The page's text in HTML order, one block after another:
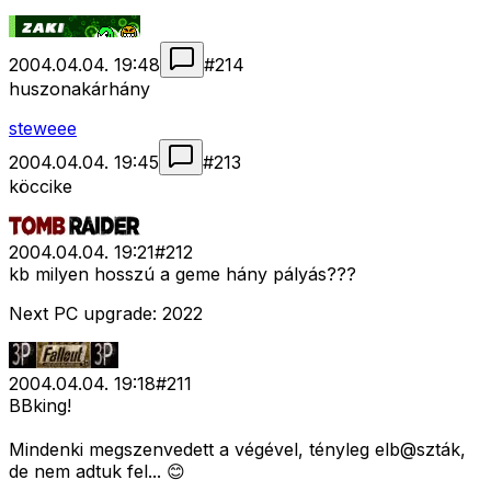
2004.04.04. 19:48 #214
huszonakárhány
steweee
2004.04.04. 19:45
#213
köccike
2004.04.04. 19:21#212
kb milyen hosszú a geme hány pályás???
Next PC upgrade: 2022
2004.04.04. 19:18#211
BBking!
Mindenki megszenvedett a végével, tényleg elb@szták,
de nem adtuk fel... 😊